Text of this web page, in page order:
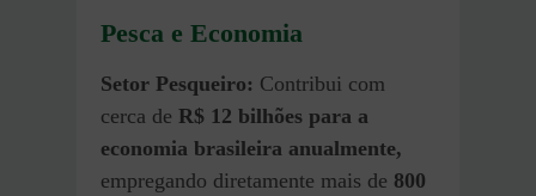
Pesca e Economia
Setor Pesqueiro: Contribui com
cerca de R$ 12 bilhões para a
economia brasileira anualmente,
empregando diretamente mais de 800